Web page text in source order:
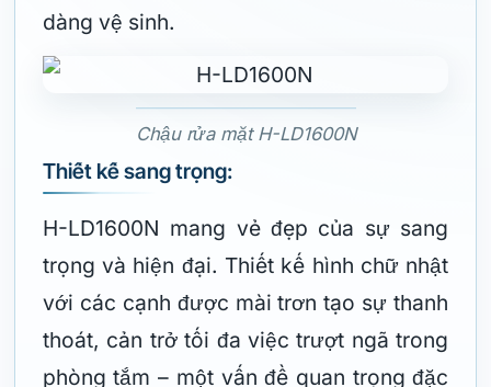
dàng vệ sinh.
Chậu rửa mặt H-LD1600N
Thiết kế sang trọng:
H-LD1600N mang vẻ đẹp của sự sang
trọng và hiện đại. Thiết kế hình chữ nhật
với các cạnh được mài trơn tạo sự thanh
thoát, cản trở tối đa việc trượt ngã trong
phòng tắm – một vấn đề quan trọng đặc